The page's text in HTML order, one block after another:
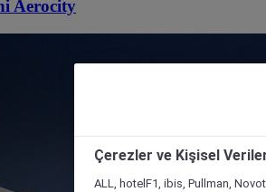
Aerocity
Çerezler ve Kişisel
ALL, hotelF1, ibis, Pullman,